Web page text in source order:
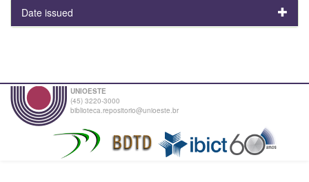
Date issued
UNIOESTE
(45) 3220-3000
biblioteca.repositorio@unioeste.br